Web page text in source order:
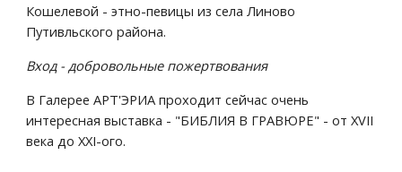
Кошелевой - этно-певицы из села Линово
Путивльского района.
Вход - добровольные пожертвования
В Галерее АРТ'ЭРИА проходит сейчас очень
интересная выставка - "БИБЛИЯ В ГРАВЮРЕ" - от XVII
века до XXI-ого.